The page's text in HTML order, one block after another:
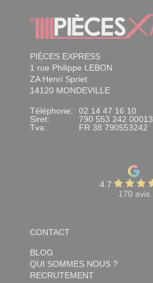
PIÈCES EXPRESS
1 rue Philippe LEBON
ZA Henri Spriet
14120 MONDEVILLE
Téléphone:
02 14 47 16 10
Siret:
790 553 242 00013
Tva:
FR 38 790553242
4.7
170 avis
CONTACT
BLOG
QUI SOMMES NOUS ?
RECRUTEMENT